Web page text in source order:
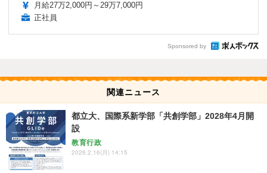
月給27万2,000円～29万7,000円
正社員
Sponsored by
関連ニュース
都立大、国際系新学部「共創学部」2028年4月開
設
教育行政
2026.2.16(月) 14:15